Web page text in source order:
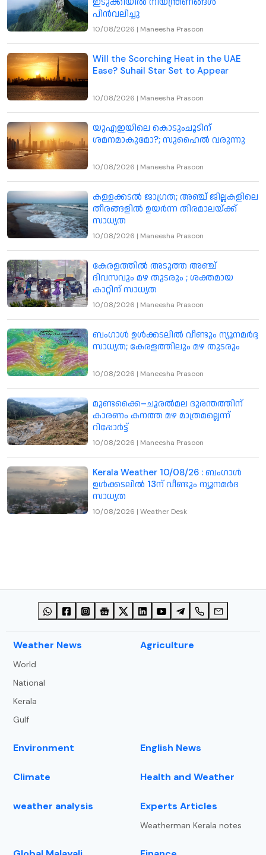
പിൻവലിച്ചു
10/08/2026 | Maneesha Prasoon
Will the Scorching Heat in the UAE
Ease? Suhail Star Set to Appear
10/08/2026 | Maneesha Prasoon
യുഎഇയിലെ കൊടുംചൂടിന്
ശമനമാകുമോ?; സുഹൈൽ വരുന്നു
10/08/2026 | Maneesha Prasoon
കള്ളക്കടൽ ജാഗ്രത; അഞ്ച് ജില്ലകളിലെ
തീരങ്ങളിൽ ഉയർന്ന തിരമാലയ്ക്ക്
സാധ്യത
10/08/2026 | Maneesha Prasoon
കേരളത്തിൽ അടുത്ത അഞ്ച്
ദിവസവും മഴ തുടരും ; ശക്തമായ
കാറ്റിന് സാധ്യത
10/08/2026 | Maneesha Prasoon
ബംഗാൾ ഉൾക്കടലിൽ വീണ്ടും ന്യൂനമർദ്ദ
സാധ്യത; കേരളത്തിലും മഴ തുടരും
10/08/2026 | Maneesha Prasoon
മുണ്ടക്കൈ–ചൂരൽമല ദുരന്തത്തിന്
കാരണം കനത്ത മഴ മാത്രമല്ലെന്ന്
റിപ്പോർട്ട്
10/08/2026 | Maneesha Prasoon
Kerala Weather 10/08/26 : ബംഗാൾ
ഉൾക്കടലിൽ 13ന് വീണ്ടും ന്യൂനമർദ
സാധ്യത
10/08/2026 | Weather Desk
⁠Weather News
World
National
Kerala
Gulf
Agriculture
Environment English News
Climate Health and Weather
weather analysis Experts Articles
Weatherman Kerala notes